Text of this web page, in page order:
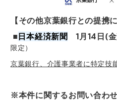
【その他京葉銀行との提携
■日本経済新聞 1月14日(
限定）
京葉銀行、介護事業者に特定
※本件に関するお問い合わ